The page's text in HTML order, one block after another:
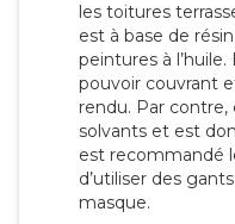
les toitures
est à base de
peintures à
pouvoir couvrant
rendu. Par
solvants et est
est recommandé
d’utiliser des
masque.